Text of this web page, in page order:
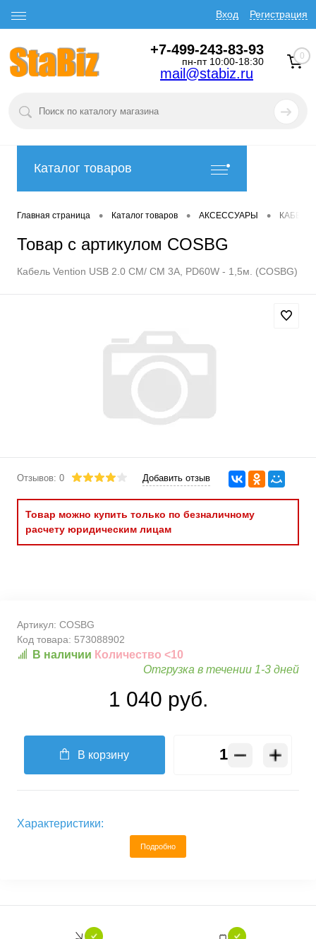
Вход Регистрация
+7-499-243-83-93
пн-пт 10:00-18:30
mail@stabiz.ru
0
Каталог товаров
Главная страница • Каталог товаров • АКСЕССУАРЫ •
Товар с артикулом COSBG
Кабель Vention USB 2.0 CM/ CM 3A, PD60W - 1,5м. (COSBG)
Отзывов: 0 Добавить отзыв
Товар можно купить только по безналичному
расчету юридическим лицам
Артикул: COSBG
Код товара: 573088902
В наличии Количество <10
Отгрузка в течении 1-3 дней
1 040 руб.
В корзину
Характеристики:
Подробно